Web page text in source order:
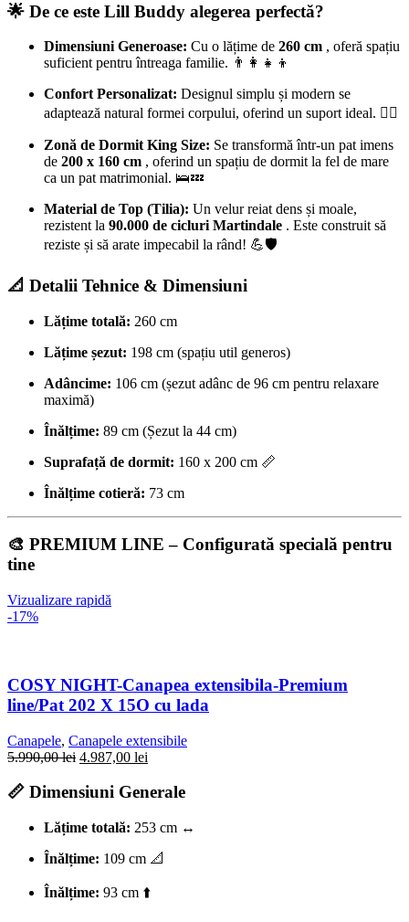
🌟 De ce este Lill Buddy alegerea perfectă?
Dimensiuni Generoase: Cu o lățime de 260 cm , oferă spațiu
suficient pentru întreaga familie. 👨‍👩‍👧‍👦
Confort Personalizat: Designul simplu și modern se
adaptează natural formei corpului, oferind un suport ideal. 🧘‍♂️
Zonă de Dormit King Size: Se transformă într-un pat imens
de 200 x 160 cm , oferind un spațiu de dormit la fel de mare
ca un pat matrimonial. 🛌💤
Material de Top (Tilia): Un velur reiat dens și moale,
rezistent la 90.000 de cicluri Martindale . Este construit să
reziste și să arate impecabil la rând! 💪🛡️
📐 Detalii Tehnice & Dimensiuni
Lățime totală: 260 cm
Lățime șezut: 198 cm (spațiu util generos)
Adâncime: 106 cm (șezut adânc de 96 cm pentru relaxare
maximă)
Înălțime: 89 cm (Șezut la 44 cm)
Suprafață de dormit: 160 x 200 cm 📏
Înălțime cotieră: 73 cm
🎨 PREMIUM LINE – Configurată specială pentru
tine
Vizualizare rapidă
-17%
COSY NIGHT-Canapea extensibila-Premium
line/Pat 202 X 15O cu lada
Canapele, Canapele extensibile
5.990,00lei 4.987,00 lei
📏 Dimensiuni Generale
Lățime totală: 253 cm ↔️
Înălțime: 109 cm 📐
Înălțime: 93 cm ⬆️